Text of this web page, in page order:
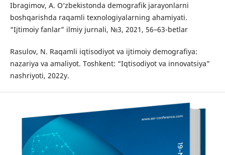
Ibragimov, A. O‘zbekistonda demografik jarayonlarni
boshqarishda raqamli texnologiyalarning ahamiyati.
“Ijtimoiy fanlar” ilmiy jurnali, №3, 2021, 56–63-betlar
Rasulov, N. Raqamli iqtisodiyot va ijtimoiy demografiya:
nazariya va amaliyot. Toshkent: “Iqtisodiyot va innovatsiya”
nashriyoti, 2022y.